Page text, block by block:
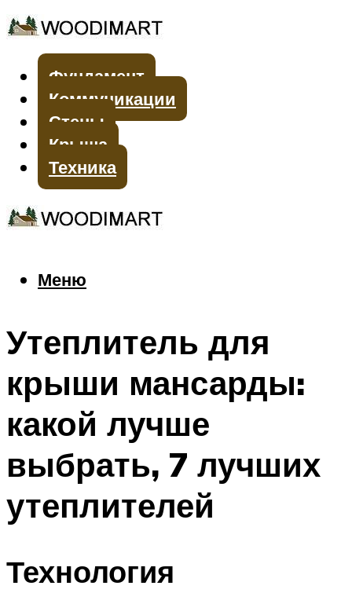
Фундамент
Коммуникации
Стены
Крыша
Техника
Меню
Меню
Утеплитель для
крыши мансарды:
какой лучше
выбрать, 7 лучших
утеплителей
Технология